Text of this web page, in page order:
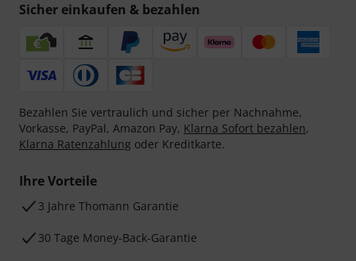
Sicher einkaufen & bezahlen
Bezahlen Sie vertraulich und sicher per Nachnahme,
Vorkasse, PayPal, Amazon Pay, Klarna Sofort bezahlen,
Klarna Ratenzahlung oder Kreditkarte.
Ihre Vorteile
3 Jahre Thomann Garantie
30 Tage Money-Back-Garantie